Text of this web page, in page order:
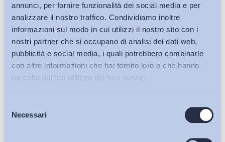
annunci, per fornire funzionalità dei social media e per
analizzare il nostro traffico. Condividiamo inoltre
informazioni sul modo in cui utilizzi il nostro sito con i
nostri partner che si occupano di analisi dei dati web,
pubblicità e social media, i quali potrebbero combinarle
con altre informazioni che hai fornito loro o che hanno
raccolto dal tuo utilizzo dei loro servizi.
delNecessariBollettini ADAPT